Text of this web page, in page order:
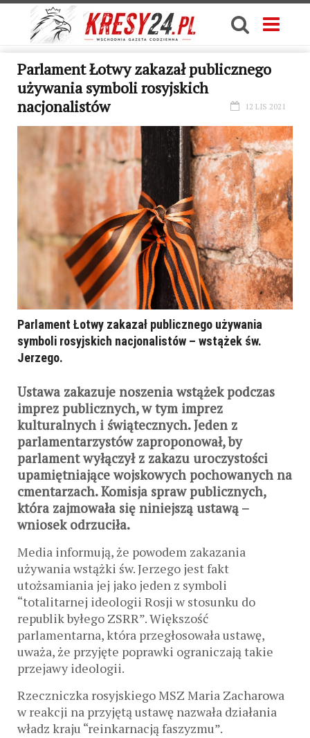
Parlament Łotwy zakazał publicznego
używania symboli rosyjskich
nacjonalistów
12 LIS 2021
Parlament Łotwy zakazał publicznego używania
symboli rosyjskich nacjonalistów – wstążek św.
Jerzego.
Ustawa zakazuje noszenia wstążek podczas
imprez publicznych, w tym imprez
kulturalnych i świątecznych. Jeden z
parlamentarzystów zaproponował, by
parlament wyłączył z zakazu uroczystości
upamiętniające wojskowych pochowanych na
cmentarzach. Komisja spraw publicznych,
która zajmowała się niniejszą ustawą –
wniosek odrzuciła.
Media informują, że powodem zakazania
używania wstążki św. Jerzego jest fakt
utożsamiania jej jako jeden z symboli
“totalitarnej ideologii Rosji w stosunku do
republik byłego ZSRR”. Większość
parlamentarna, która przegłosowała ustawę,
uważa, że przyjęte poprawki ograniczają takie
przejawy ideologii.
Rzeczniczka rosyjskiego MSZ Maria Zacharowa
w reakcji na przyjętą ustawę nazwała działania
władz kraju “reinkarnacją faszyzmu”.